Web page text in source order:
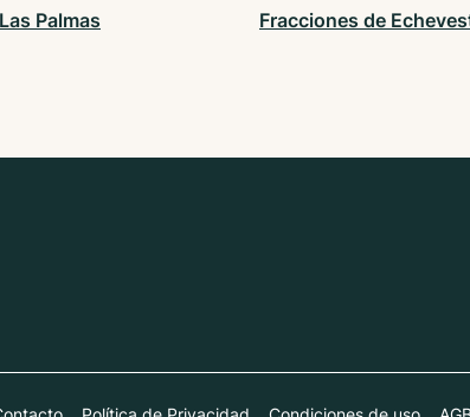
Palmas Fracciones de